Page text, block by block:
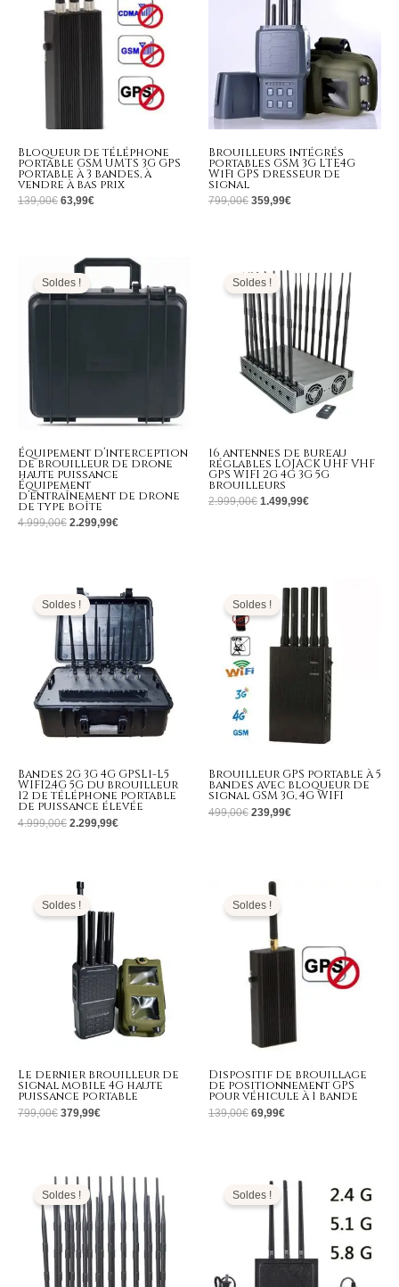
Bloqueur de téléphone
portable GSM UMTS 3G GPS
portable à 3 bandes, à
vendre à bas prix
139,00€ 63,99€
Brouilleurs intégrés
portables GSM 3G LTE4G
WiFi GPS dresseur de
signal
799,00€ 359,99€
Soldes !
Équipement d’interception
de brouilleur de drone
haute puissance
Équipement
d’entraînement de drone
de type boîte
4.999,00€
Le
prix
initial
était :
4.999,00€.
2.299,99€
Le
prix
actuel
est :
2.299,99€.
Soldes !
16 antennes de bureau
réglables LOJACK UHF VHF
GPS WIFI 2G 4G 3G 5G
brouilleurs
2.999,00€
prix
initial
était :
2.999,00€.
1.499,99€
prix
actuel
est :
1.499,99€.
Soldes !
Bandes 2G 3G 4G GPSL1-L5
WIFI2.4G 5G du brouilleur
12 de téléphone portable
de puissance élevée
4.999,00€
prix
initial
était :
4.999,00€.
2.299,99€
prix
actuel
est :
2.299,99€.
Soldes !
Brouilleur GPS portable à 5
bandes avec bloqueur de
signal GSM 3G, 4G WIFI
499,00€
initial
était :
499,00€.
239,99€
prix
est :
239,99€.
Soldes !
Le dernier brouilleur de
signal mobile 4G haute
puissance portable
799,00€
prix
initial
était :
799,00€.
379,99€
est :
379,99€.
Soldes !
Dispositif de brouillage
de positionnement GPS
pour véhicule à 1 bande
139,00€
initial
était :
139,00€.
69,99€
Soldes !
prix
initial
était :
1.299,00€.
prix
actuel
est :
699,99€.
Soldes !
prix
initial
était :
1.699,00€.
prix
actuel
est :